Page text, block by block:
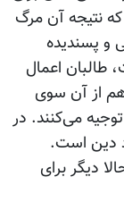
نتیجه آن مرگ
و پسندیده
اعمال
از آن سوی
می‌کنند. در
دین است.
دیگر برای